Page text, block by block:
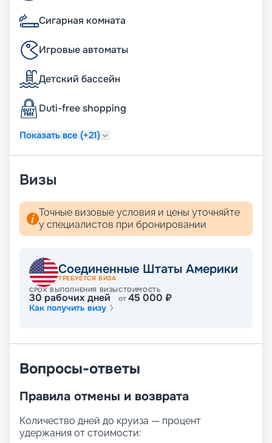
Сигарная комната
Игровые автоматы
Детский бассейн
Duti-free shopping
Показать все (+21)
Визы
Точные визовые условия и цены уточняйте
у специалистов при бронировании
Соединенные Штаты Америки
ТРЕБУЕТСЯ ВИЗА
СРОК ВЫПОЛНЕНИЯ ВИЗЫ
30 рабочих дней
СТОИМОСТЬ
от45 000 ₽
Как получить визу
Вопросы-ответы
Правила отмены и возврата
Количество дней до круиза — процент
удержания от стоимости: